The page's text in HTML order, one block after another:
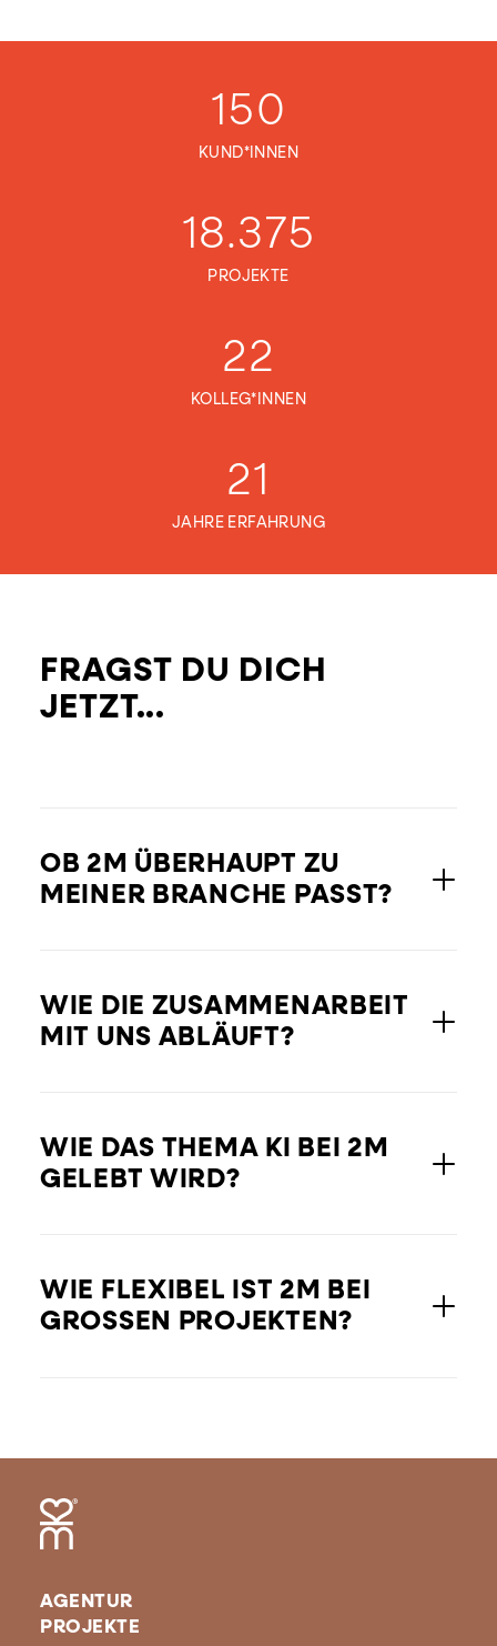
150
KUND*INNEN
18.375
PROJEKTE
22
KOLLEG*INNEN
21
JAHRE ERFAHRUNG
FRAGST DU DICH
JETZT...
OB 2M ÜBERHAUPT ZU
MEINER BRANCHE PASST?
WIE DIE ZUSAMMENARBEIT
MIT UNS ABLÄUFT?
WIE DAS THEMA KI BEI 2M
GELEBT WIRD?
WIE FLEXIBEL IST 2M BEI
GROSSEN PROJEKTEN?
AGENTUR
PROJEKTE